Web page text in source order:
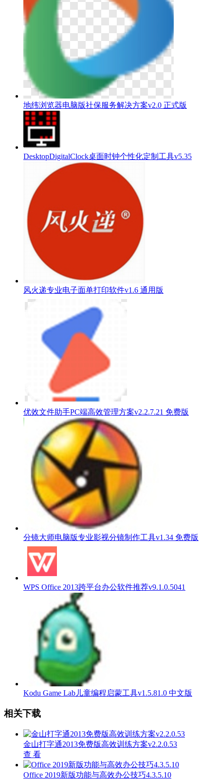
地纬浏览器电脑版社保服务解决方案v2.0 正式版
DesktopDigitalClock桌面时钟个性化定制工具v5.35
风火递专业电子面单打印软件v1.6 通用版
优效文件助手PC端高效管理方案v2.2.7.21 免费版
分镜大师电脑版专业影视分镜制作工具v1.34 免费版
WPS Office 2013跨平台办公软件推荐v9.1.0.5041
Kodu Game Lab儿童编程启蒙工具v1.5.81.0 中文版
相关下载
金山打字通2013免费版高效训练方案v2.2.0.53
查 看
Office 2019新版功能与高效办公技巧4.3.5.10